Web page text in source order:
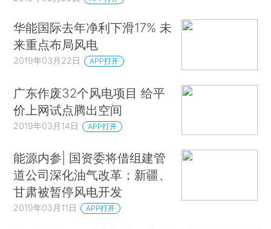
华能国际去年净利下滑17% 未
来重点布局风电
2019年03月22日 APP打开
广东作废32个风电项目 给平
价上网试点腾出空间
2019年03月14日 APP打开
能源内参| 国资委将借组建管
道公司深化油气改革；新疆、
甘肃被暂停风电开发
2019年03月11日 APP打开